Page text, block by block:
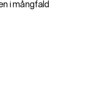
i mångfald